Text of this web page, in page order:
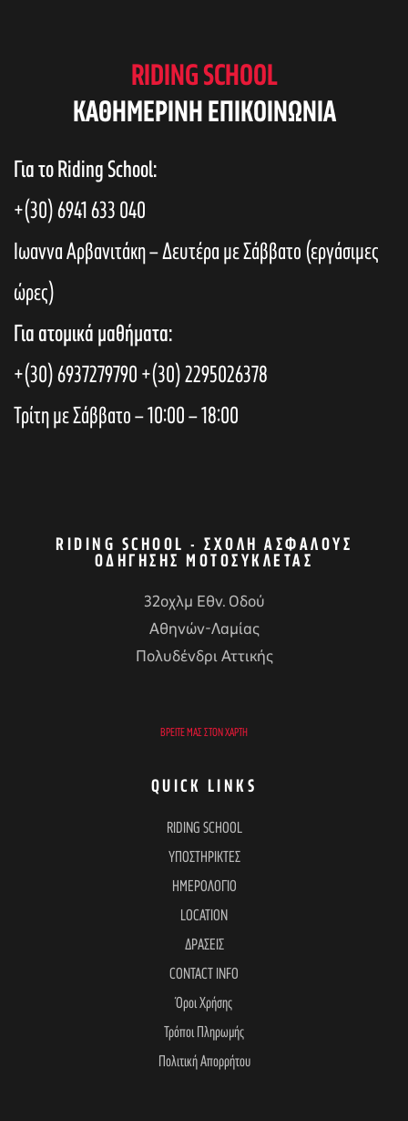
RIDING SCHOOL
KAΘΗΜΕΡΙΝΗ ΕΠΙΚΟΙΝΩΝΙΑ
Για το Riding School:
+(30) 6941 633 040
Ιωαννα Αρβανιτάκη – Δευτέρα με Σάββατο (εργάσιμες
ώρες)
Για ατομικά μαθήματα:
+(30) 6937279790+(30) 2295026378
Τρίτη με Σάββατο – 10:00 – 18:00
RIDING SCHOOL - ΣΧΟΛΉ ΑΣΦΑΛΟΎΣ
ΟΔΉΓΗΣΗΣ ΜΟΤΟΣΥΚΛΈΤΑΣ
32οχλμ Εθν. Οδού
Αθηνών-Λαμίας
Πολυδένδρι Αττικής
ΒΡΕΊΤΕ ΜΑΣ ΣΤΟΝ ΧΆΡΤΗ
QUICK LINKS
RIDING SCHOOL
ΥΠΟΣΤΗΡΙΚΤΕΣ
ΗΜΕΡΟΛΟΓΙΟ
LOCATION
ΔΡΑΣΕΙΣ
CONTACT INFO
Όροι Χρήσης
Τρόποι Πληρωμής
Πολιτική Απορρήτου